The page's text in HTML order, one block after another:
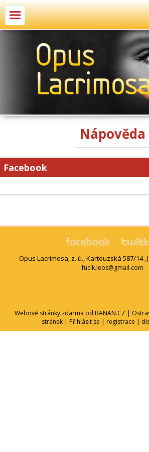
Nápověda
Facebook
Opus Lacrimosa, z. ú., Kartouzská 587/14,|
fucik.leos@gmail.com
Webové stránky zdarma od BANAN.CZ|
stránek | Přihlásit se | registrace |